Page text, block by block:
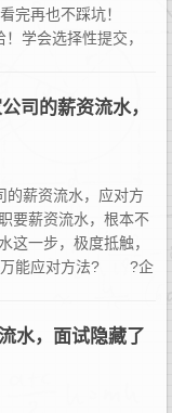
看完再也不踩坑！
学会选择性提交，
司的薪资流水，
薪资流水，应对方
薪资流水，根本不
一步，极度抵触，
+万能应对方法? ?企
水，面试隐藏了